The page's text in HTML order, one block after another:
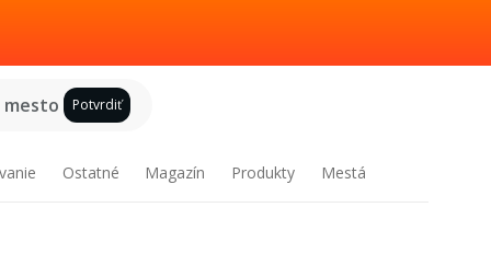
Potvrdiť
Ostatné Magazín Produkty Mestá